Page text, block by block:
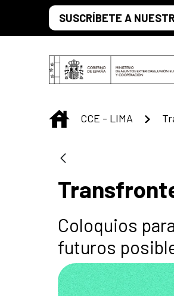
Saltar al contenido principal
SUSCRÍBETE A
INICIO
CCE - LIMA
Coloquios
futuros